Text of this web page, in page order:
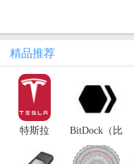
精品推荐
特斯拉
手册
BitDock（比
特工具栏）